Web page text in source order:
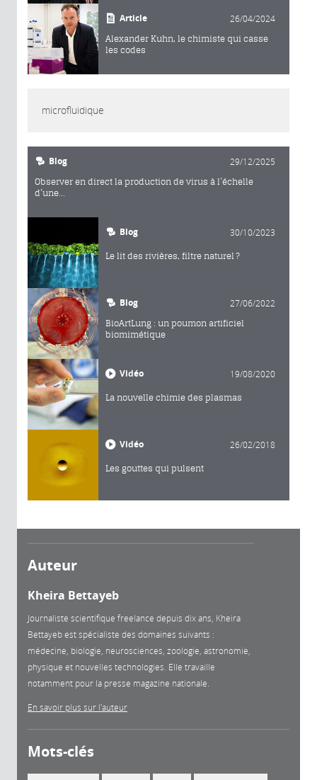
Article 26/04/2024
Alexander Kuhn, le chimiste qui casse
les codes
microfluidique
Blog 29/12/2025
Observer en direct la production de virus à l’échelle
d’une...
Blog 30/10/2023
Le lit des rivières, filtre naturel ?
Blog 27/06/2022
BioArtLung : un poumon artificiel
biomimétique
Vidéo 19/08/2020
La nouvelle chimie des plasmas
Vidéo 26/02/2018
Les gouttes qui pulsent
Auteur
Kheira Bettayeb
Journaliste scientifique freelance depuis dix ans, Kheira
Bettayeb est spécialiste des domaines suivants :
médecine, biologie, neurosciences, zoologie, astronomie,
physique et nouvelles technologies. Elle travaille
notamment pour la presse magazine nationale.
En savoir plus sur l'auteur
Mots-clés